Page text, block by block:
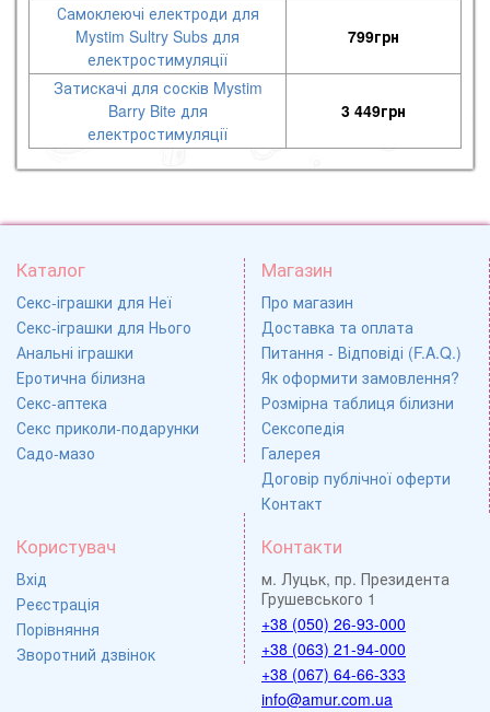
Самоклеючі електроди для
Mystim Sultry Subs для
електростимуляції
799грн
Затискачі для сосків Mystim
Barry Bite для
електростимуляції
3 449грн
Каталог
Секс-іграшки для Неї
Секс-іграшки для Нього
Анальні іграшки
Еротична білизна
Секс-аптека
Секс приколи-подарунки
Садо-мазо
Магазин
Про магазин
Доставка та оплата
Питання - Відповіді (F.A.Q.)
Як оформити замовлення?
Розмірна таблиця білизни
Сексопедія
Галерея
Договір публічної оферти
Контакт
Користувач
Вхід
Реєстрація
Порівняння
Зворотний дзвінок
Контакти
м. Луцьк, пр. Президента
Грушевського 1
+38 (050) 26-93-000
+38 (063) 21-94-000
+38 (067) 64-66-333
info@amur.com.ua